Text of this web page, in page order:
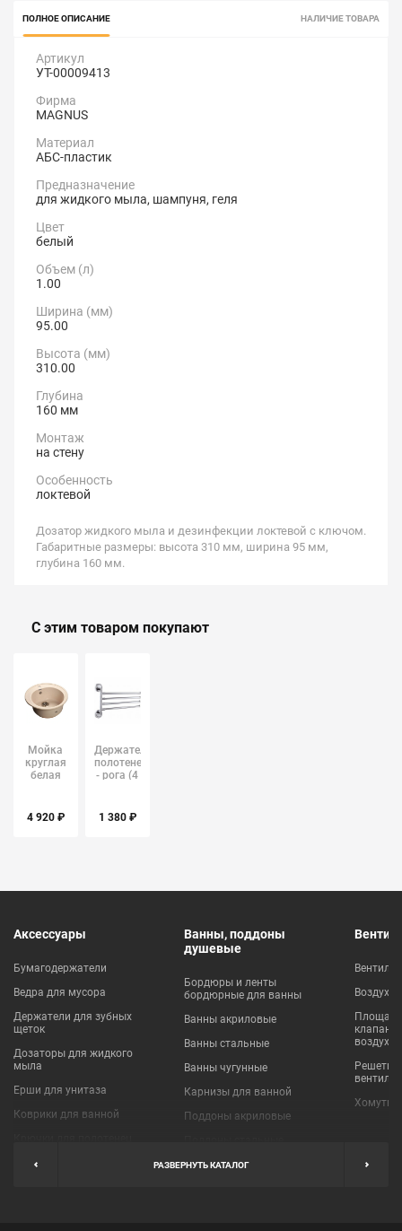
ПОЛНОЕ ОПИСАНИЕ НАЛИЧИЕ ТОВАРА
Артикул
УТ-00009413
Фирма
MAGNUS
Материал
АБС-пластик
Предназначение
для жидкого мыла, шампуня, геля
Цвет
белый
Объем (л)
1.00
Ширина (мм)
95.00
Высота (мм)
310.00
Глубина
160 мм
Монтаж
на стену
Особенность
локтевой
Дозатор жидкого мыла и дезинфекции локтевой с ключом.
Габаритные размеры: высота 310 мм, ширина 95 мм,
глубина 160 мм.
С этим товаром покупают
Мойка
круглая
белая
GRANFEST
4 920 ₽
Держатель
полотенец
- рога (4
L3514
1 380 ₽
Аксессуары
Бумагодержатели
Ведра для мусора
Держатели для зубных
щеток
Дозаторы для жидкого
мыла
Ерши для унитаза
Коврики для ванной
Мыльницы
Ванны, поддоны
душевые
Бордюры и ленты
бордюрные для ванны
Ванны акриловые
Ванны стальные
Ванны чугунные
Карнизы для ванной
Поддоны акриловые
Пробки для ванн
клапаны
Решетки
Хомуты
РАЗВЕРНУТЬ КАТАЛОГ